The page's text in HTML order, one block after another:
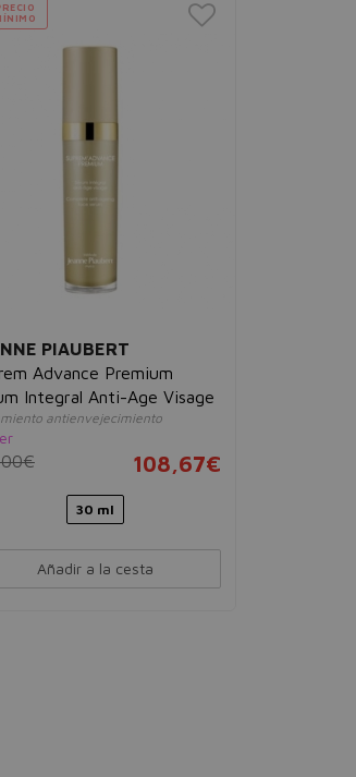
PIAUBERT
Advance Premium
Integral Anti-Age Visage
antienvejecimiento
108,67€
30 ml
Añadir a la cesta